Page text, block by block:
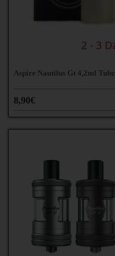
Aspire Nautilus Gt 4,2ml Tube
8,90€